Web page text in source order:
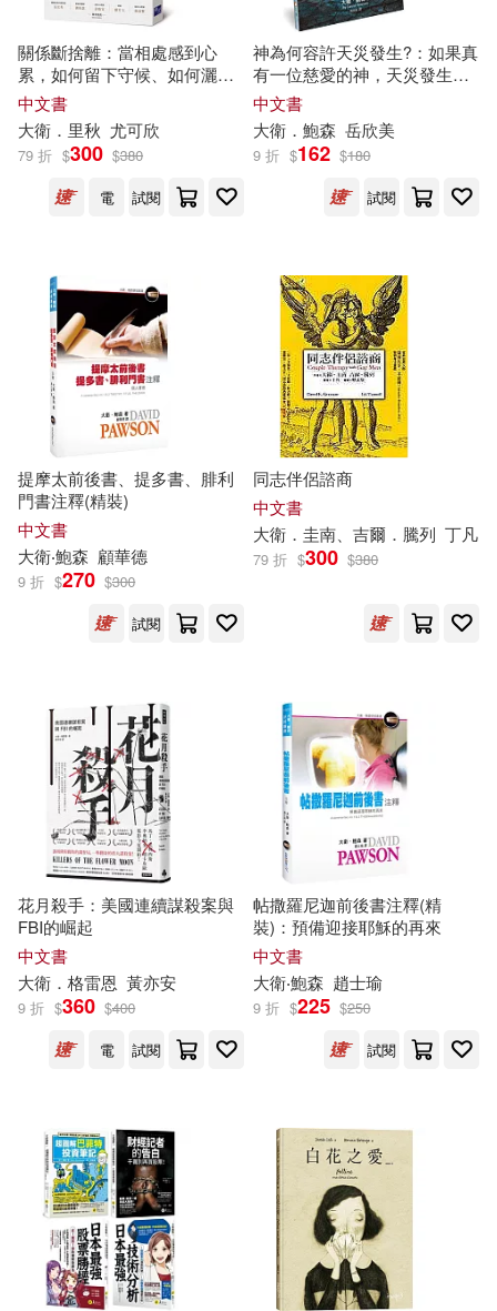
伊吹芹(50) 原裕(50)
大愛中西醫群(50)
市原和真(50)
故宮博物院(50) 羅貫中(50)
英國DK公司(50)
ながえSTYLE(49) テツ(49)
柊暁生(49)
鼎文名師群(49)
（美）路德維格·貝梅爾曼斯(49)
Sauro(48)
中國文學藝術界聯合會，中國民間
文藝家協會(48)
吉永史(48) 推詞(48)
新天地童書(48)
滿田拓也原作(48)
孫寶文（編）(47) 小林尽(47)
錢文忠(47)
中國石化出版社(420)
中國經濟出版社(417)
吉林攝影出版社(412)
三民(410)
生活‧讀書‧新知三聯書店(400)
大師輕鬆讀股份有限公司(399)
中國文史出版社(396)
青島出版社(391)
安徽美術出版社(389)
鼎文(388)
四川美術出版社(385)
江蘇文藝出版社(381)
ZERO ONE STYLE.inc(379)
新蕾出版社(379) 佛光(377)
外文出版社(374)
作家出版社(368)
北京工業大學出版社(366)
慕客館(365)
關係斷捨離：當相處感到心
累，如何留下守候、如何灑脫
放手?
中文書
大衛 ．里秋 尤可欣
79 折 $300 $380
電
試閱
神為何容許天災發生?：如果真
有一位慈愛的神，天災發生
時，祂在哪裡?(3版)
中文書
大衛 ．鮑森 岳欣美
9 折 $162 $180
試閱
提摩太前後書、提多書、腓利
門書注釋(精裝)
中文書
大衛‧鮑森 顧華德
9 折 $270 $300
試閱
同志伴侶諮商
中文書
大衛 ．圭南、吉爾．騰列 丁凡
79 折 $300 $380
花月殺手：美國連續謀殺案與
FBI的崛起
中文書
大衛 ．格雷恩 黃亦安
9 折 $360 $400
電
試閱
帖撒羅尼迦前後書注釋(精
裝)：預備迎接耶穌的再來
中文書
大衛‧鮑森 趙士瑜
9 折 $225 $250
試閱